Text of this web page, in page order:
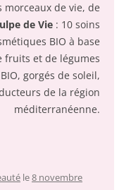
morceaux de vie, de
de Vie : 10 soins
BIO à base
fruits et de légumes
gorgés de soleil,
de la région
méditerranéenne.
le8 novembre